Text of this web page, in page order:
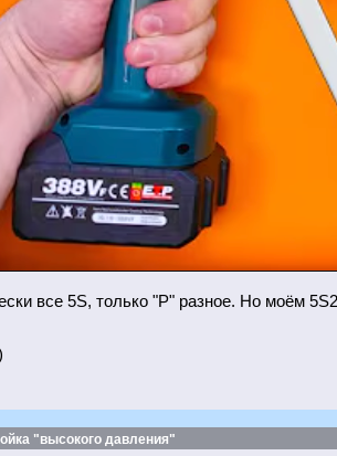
все 5S, только "Р" разное. Но моём
"высокого давления"